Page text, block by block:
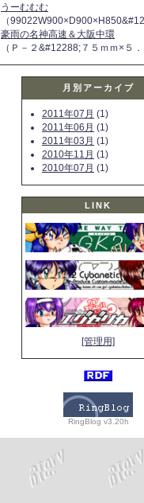
うーむむむ
（
豪雨の名神高速＆大阪中環
（Ｐ－２&#12288;７５ｍｍ×５
月別アーカイブ
2011年07月 (1)
2011年06月 (1)
2011年03月 (1)
2010年11月 (1)
2010年07月 (1)
LINK
[管理用]
RingBlog v3.20h